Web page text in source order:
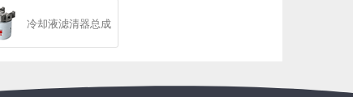
冷却液滤清器总成